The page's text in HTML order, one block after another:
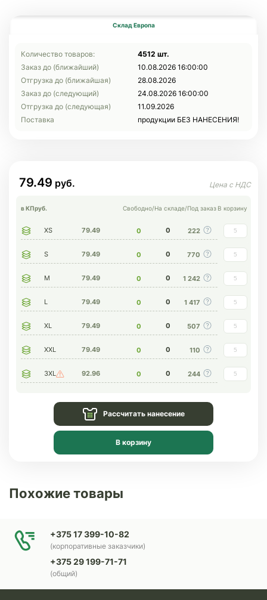
Склад Европа
Количество товаров:
4512 шт.
Заказ до (ближайший)
10.08.2026 16:00:00
Отгрузка до (ближайшая)
28.08.2026
Заказ до (следующий)
24.08.2026 16:00:00
Отгрузка до (следующая)
11.09.2026
Поставка
продукции БЕЗ НАНЕСЕНИЯ!
79.49
в КПруб. Свободно/На складе/Под заказ В корзину
XS 79.49 0 0 222
S 79.49 0 0 770
M 79.49 0 0 1 242
L 79.49 0 0 1 417
XL 79.49 0 0 507
XXL 79.49 0 0 110
3XL 92.96 0 0 244
Рассчитать нанесение
В корзину
Похожие товары
+375 17 399-10-82
(корпоративные заказчики)
+375 29 199-71-71
(общий)